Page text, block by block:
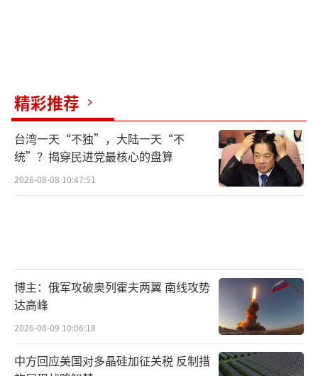
精彩推荐
台湾一天“不独”，大陆一天“不
统”？揭穿民进党最核心的盘算
2026-08-08 10:47:51
博主：俄军攻破奥列霍夫两翼 南线攻势
达高峰
2026-08-09 10:06:18
中方回应美国对多晶硅加征关税 反制措